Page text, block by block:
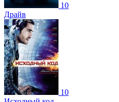
10
Драйв
10